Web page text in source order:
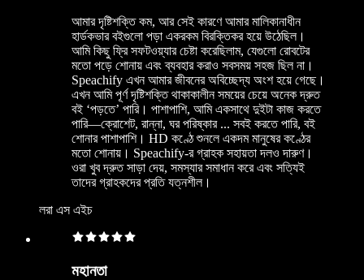
আমার দৃষ্টিশক্তি কম, আর সেই কারণে আমার মালিকানাধীন
হার্ডকভার বইগুলো পড়া একরকম বিরক্তিকর হয়ে উঠেছিল।
আমি কিছু ফ্রি সফটওয়্যার চেষ্টা করেছিলাম, যেগুলো রোবটের
মতো পড়ে শোনায় এবং ব্যবহার করাও সবসময় সহজ ছিল না।
Speachify এখন আমার জীবনের অবিচ্ছেদ্য অংশ হয়ে গেছে।
এখন আমি পূর্ণ দৃষ্টিশক্তি থাকাকালীন সময়ের চেয়ে অনেক দ্রুত
বই ‘পড়তে’ পারি। পাশাপাশি, আমি একসাথে দুইটা কাজ করতে
পারি—ক্রোশেট, রান্না, ঘর পরিষ্কার ... সবই করতে পারি, বই
শোনার পাশাপাশি। HD কণ্ঠে শুনলে একদম মানুষের কণ্ঠের
মতো শোনায়। Speachify-র গ্রাহক সহায়তা দলও দারুণ।
ওরা খুব দ্রুত সাড়া দেয়, সমস্যার সমাধান করে এবং সত্যিই
তাদের গ্রাহকদের প্রতি যত্নশীল।
লরা এস এইচ
মহানতা